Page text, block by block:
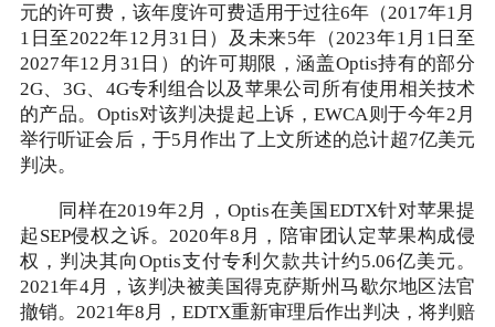
元的许可费，该年度许可费适用于过往6年（2017年1月
1日至2022年12月31日）及未来5年（2023年1月1日至
2027年12月31日）的许可期限，涵盖Optis持有的部分
2G、3G、4G专利组合以及苹果公司所有使用相关技术
的产品。Optis对该判决提起上诉，EWCA则于今年2月
举行听证会后，于5月作出了上文所述的总计超7亿美元
判决。
同样在2019年2月，Optis在美国EDTX针对苹果提
起SEP侵权之诉。2020年8月，陪审团认定苹果构成侵
权，判决其向Optis支付专利欠款共计约5.06亿美元。
2021年4月，该判决被美国得克萨斯州马歇尔地区法官
撤销。2021年8月，EDTX重新审理后作出判决，将判赔